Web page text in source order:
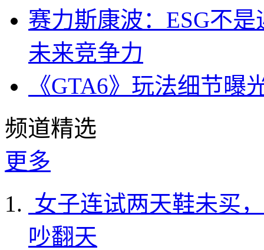
赛力斯康波：ESG不
未来竞争力
《GTA6》玩法细节
频道精选
更多
女子连试两天鞋未买
吵翻天